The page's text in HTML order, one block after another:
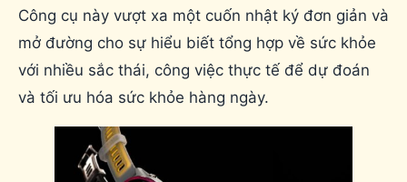
Công cụ này vượt xa một cuốn nhật ký đơn giản và
mở đường cho sự hiểu biết tổng hợp về sức khỏe
với nhiều sắc thái, công việc thực tế để dự đoán
và tối ưu hóa sức khỏe hàng ngày.